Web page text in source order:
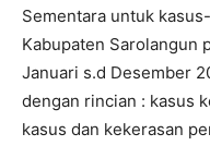
Sementara untuk
Kabupaten Sarolangun
Januari s.d Desember
dengan rincian : kasus
kasus dan kekerasan